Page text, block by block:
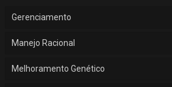
Gerenciamento
Manejo Racional
Melhoramento Genético